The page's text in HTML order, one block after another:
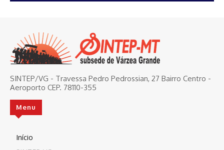
SINTEP/VG - Travessa Pedro Pedrossian, 27 Bairro Centro -
Aeroporto CEP. 78110-355
Menu
Início